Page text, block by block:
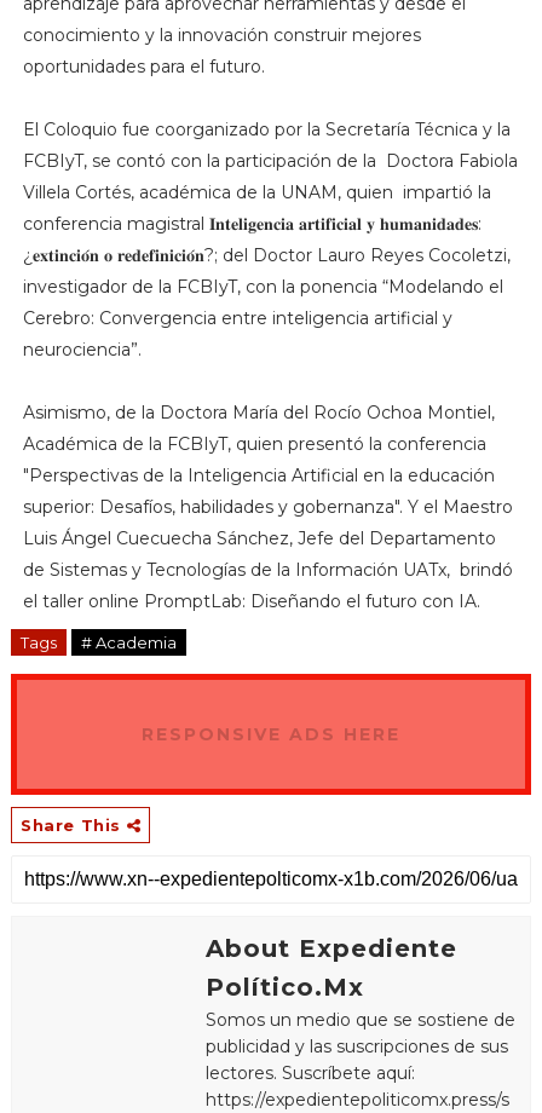
conocimiento y la innovación construir mejores
oportunidades para el futuro.
El Coloquio fue coorganizado por la Secretaría Técnica y la
FCBIyT, se contó con la participación de la Doctora Fabiola
Villela Cortés, académica de la UNAM, quien impartió la
conferencia magistral 𝐈𝐧𝐭𝐞𝐥𝐢𝐠𝐞𝐧𝐜𝐢𝐚 𝐚𝐫𝐭𝐢𝐟𝐢𝐜𝐢𝐚𝐥 𝐲 𝐡𝐮𝐦𝐚𝐧𝐢𝐝𝐚𝐝𝐞𝐬:
¿𝐞𝐱𝐭𝐢𝐧𝐜𝐢𝐨́𝐧 𝐨 𝐫𝐞𝐝𝐞𝐟𝐢𝐧𝐢𝐜𝐢𝐨́𝐧?; del Doctor Lauro Reyes Cocoletzi,
investigador de la FCBIyT, con la ponencia “Modelando el
Cerebro: Convergencia entre inteligencia artificial y
neurociencia”.
Asimismo, de la Doctora María del Rocío Ochoa Montiel,
Académica de la FCBIyT, quien presentó la conferencia
"Perspectivas de la Inteligencia Artificial en la educación
superior: Desafíos, habilidades y gobernanza". Y el Maestro
Luis Ángel Cuecuecha Sánchez, Jefe del Departamento
de Sistemas y Tecnologías de la Información UATx, brindó
el taller online PromptLab: Diseñando el futuro con IA.
Tags # Academia
RESPONSIVE ADS HERE
Share This
About Expediente
Político.Mx
Somos un medio que se sostiene de
publicidad y las suscripciones de sus
lectores. Suscríbete aquí:
https://expedientepoliticomx.press/s